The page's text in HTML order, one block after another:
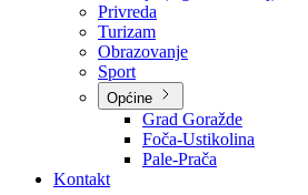
O kantonu
Simboli kantona (Grb, zastava)
Historija (digitalni muzej)
Privreda
Turizam
Obrazovanje
Općine